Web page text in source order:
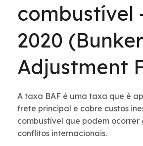
combustível
2020 (Bunker
Adjustment
A taxa BAF é uma taxa que é
frete principal e cobre custos
combustível que podem ocorrer
conflitos internacionais.